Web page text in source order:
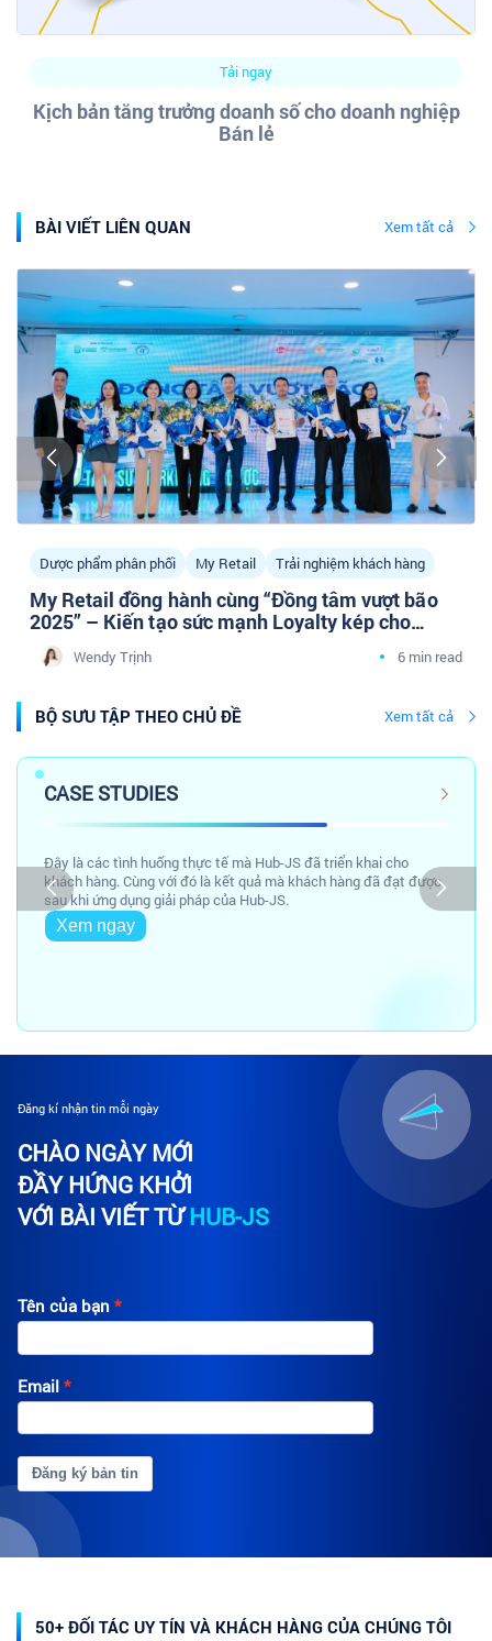
Tải ngay
Kịch bản tăng trưởng doanh số cho doanh nghiệp
Bán lẻ
BÀI VIẾT LIÊN QUAN Xem tất cả
Dược phẩm phân phối My Retail Trải nghiệm khách hàng
My Retail đồng hành cùng “Đồng tâm vượt bão
2025” – Kiến tạo sức mạnh Loyalty kép cho
doanh nghiệp Dược phân phối cùng cộng đồng
Tâm sự Marketing Y Dược
Wendy Trịnh 6 min read
BỘ SƯU TẬP THEO CHỦ ĐỀ Xem tất cả
CASE STUDIES
Đây là các tình huống thực tế mà Hub-JS đã triển khai cho
khách hàng. Cùng với đó là kết quả mà khách hàng đã đạt được
sau khi ứng dụng giải pháp của Hub-JS.
Xem ngay
Đăng kí nhận tin mỗi ngày
CHÀO NGÀY MỚI
ĐẦY HỨNG KHỞI
VỚI BÀI VIẾT TỪHUB-JS
Tên của bạn
Email
Đăng ký bản tin
50+ ĐỐI TÁC UY TÍN VÀ KHÁCH HÀNG CỦA CHÚNG TÔI